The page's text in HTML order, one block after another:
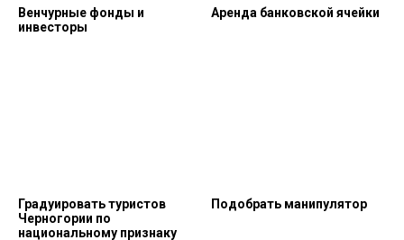
Венчурные фонды и
инвесторы
Аренда банковской ячейки
Градуировать туристов
Черногории по
национальному признаку
Подобрать манипулятор